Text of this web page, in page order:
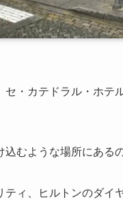
・カテドラル・ホテ
むような場所にある
ィ、ヒルトンのダイ